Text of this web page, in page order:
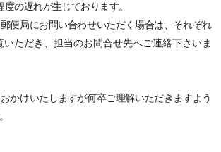
の遅れが生じております。
便局にお問い合わせいただく場合は、それぞれ
いただき、担当のお問合せ先へご連絡下さいま
かけいたしますが何卒ご理解いただきますよう